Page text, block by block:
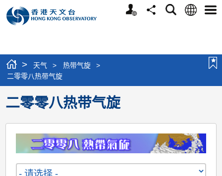
个
分
搜
语
选
> 天气 > 热带气旋
>
二零零八热带气旋
二零零八热带气旋